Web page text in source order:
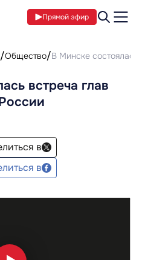
Прямой эфир
Общество В Минске состоялась
встреча глав
в
в